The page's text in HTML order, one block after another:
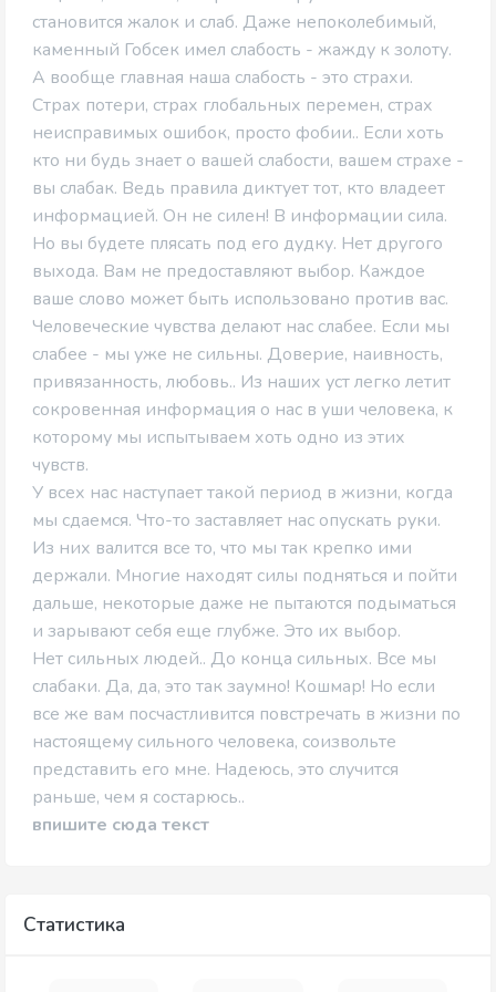
становится жалок и слаб. Даже непоколебимый,
каменный Гобсек имел слабость - жажду к золоту.
А вообще главная наша слабость - это страхи.
Страх потери, страх глобальных перемен, страх
неисправимых ошибок, просто фобии.. Если хоть
кто ни будь знает о вашей слабости, вашем страхе -
вы слабак. Ведь правила диктует тот, кто владеет
информацией. Он не силен! В информации сила.
Но вы будете плясать под его дудку. Нет другого
выхода. Вам не предоставляют выбор. Каждое
ваше слово может быть использовано против вас.
Человеческие чувства делают нас слабее. Если мы
слабее - мы уже не сильны. Доверие, наивность,
привязанность, любовь.. Из наших уст легко летит
сокровенная информация о нас в уши человека, к
которому мы испытываем хоть одно из этих
чувств.
У всех нас наступает такой период в жизни, когда
мы сдаемся. Что-то заставляет нас опускать руки.
Из них валится все то, что мы так крепко ими
держали. Многие находят силы подняться и пойти
дальше, некоторые даже не пытаются подыматься
и зарывают себя еще глубже. Это их выбор.
Нет сильных людей.. До конца сильных. Все мы
слабаки. Да, да, это так заумно! Кошмар! Но если
все же вам посчастливится повстречать в жизни по
настоящему сильного человека, соизвольте
представить его мне. Надеюсь, это случится
раньше, чем я состарюсь..
впишите сюда текст
Статистика